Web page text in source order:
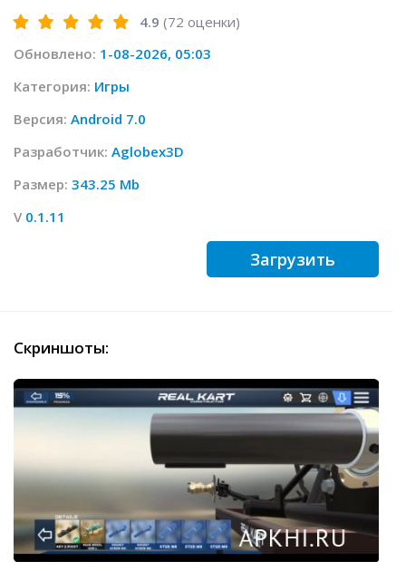
4.9 (72 оценки)
Обновлено: 1-08-2026, 05:03
Категория: Игры
Версия: Android 7.0
Разработчик: Aglobex3D
Размер: 343.25 Mb
V 0.1.11
Загрузить
Скриншоты: